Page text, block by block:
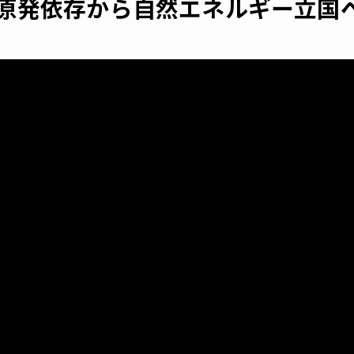
発依存から自然エネルギー立国